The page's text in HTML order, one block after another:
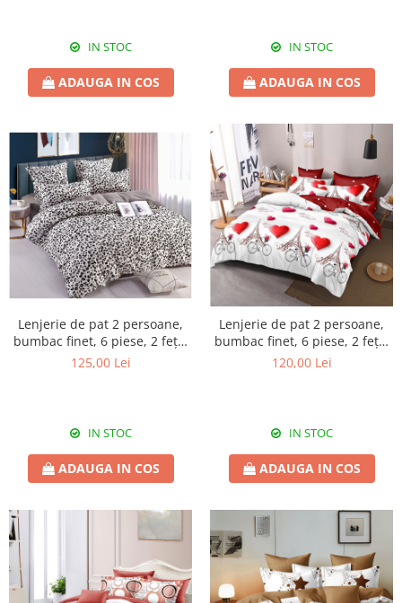
IN STOC
ADAUGA IN COS
IN STOC
ADAUGA IN COS
Lenjerie de pat 2 persoane,
bumbac finet, 6 piese, 2 fețe,
SP359
125,00 Lei
IN STOC
ADAUGA IN COS
Lenjerie de pat 2 persoane,
bumbac finet, 6 piese, 2 fețe,
SP23
120,00 Lei
IN STOC
ADAUGA IN COS